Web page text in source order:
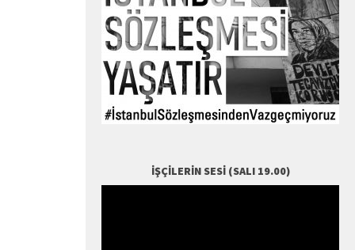
İŞÇILERIN SESI (SALI 19.00)